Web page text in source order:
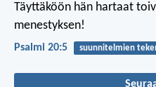
Täyttäköön hän hartaat
menestyksen!
Psalmi 20:5 suunnitelmien